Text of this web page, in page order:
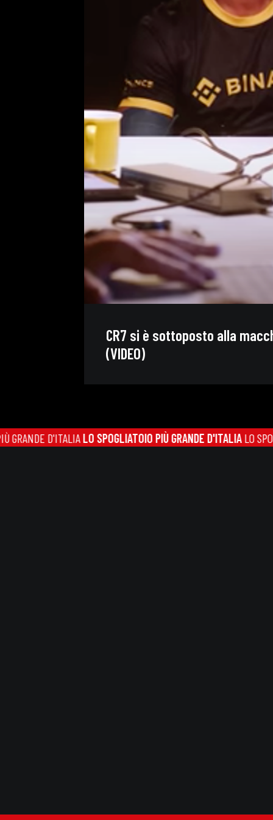
CR7 si è sottoposto alla
(VIDEO)
D'ITALIALO SPOGLIATOIO PIÙ GRANDE D'ITALIALO